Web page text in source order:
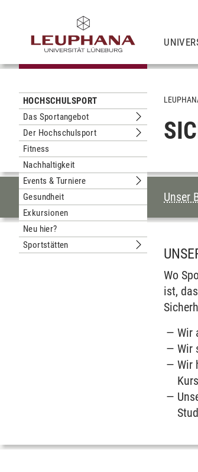
HOCHSCHULSPORT
Das Sportangebot
Untermenu Das
Der Hochschulsport
Untermenu Der
Fitness
Nachhaltigkeit
Events & Turniere
Untermenu
Gesundheit
Exkursionen
Neu hier?
Sportstätten
Untermenu
Unser
Wo
ist,
Wir
Wir
Wir